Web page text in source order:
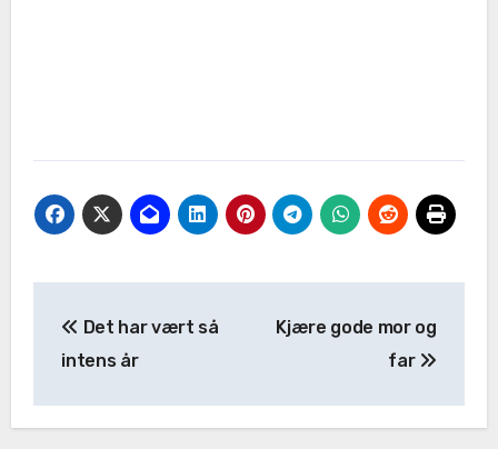
Det har vært så
intens år
Kjære gode mor og
far